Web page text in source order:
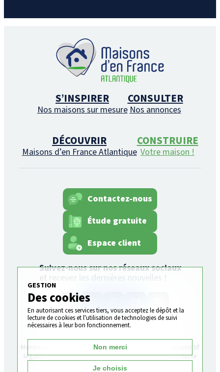
S’INSPIRER
Nos maisons sur mesure
CONSULTER
Nos annonces
DÉCOUVRIR
Maisons d’en France Atlantique
CONSTRUIRE
Votre maison !
Suivez-nous sur nos réseaux sociaux
et recevez les dernières nouvelles !
Contactez-nous
Étude gratuite
Espace client
Mentions
légales
Politique de
confidentialité
du
site
cookies
Dispositif
d’alerte
GESTION
Des cookies
En autorisant ces services tiers, vous acceptez le dépôt et la
lecture de cookies et l'utilisation de technologies de suivi
nécessaires à leur bon fonctionnement.
Non merci
Je choisis